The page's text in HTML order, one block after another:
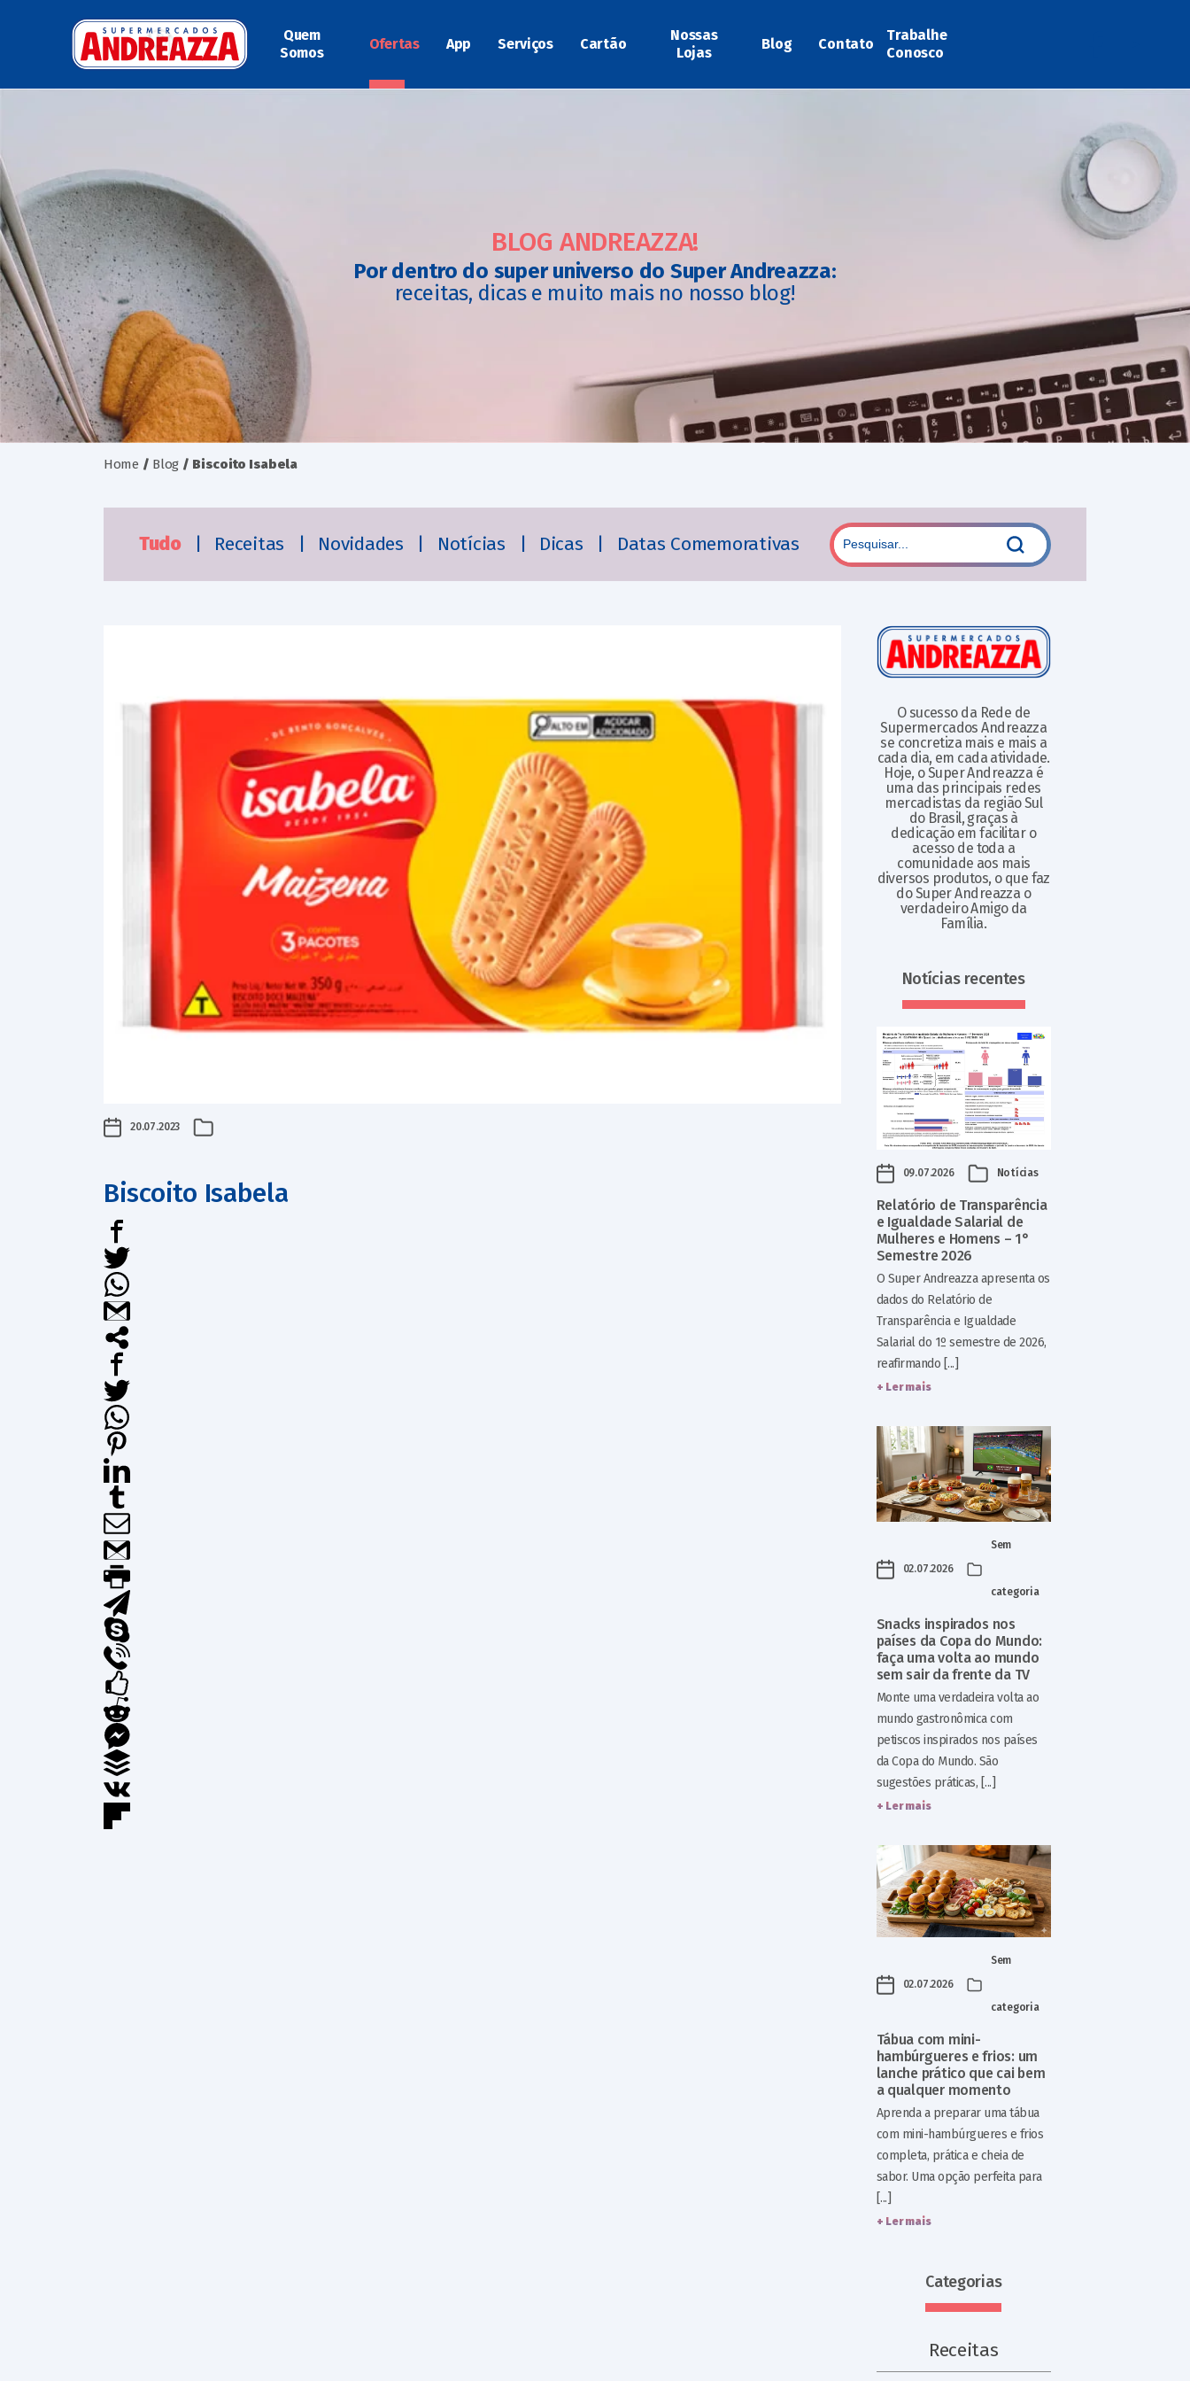
Quem
Somos
Ofertas App Serviços Cartão
Nossas
Lojas
Blog Contato
Trabalhe
Conosco
BLOG ANDREAZZA!
Por dentro do super universo do Super Andreazza:
receitas, dicas e muito mais no nosso blog!
Home / Blog / Biscoito Isabela
Tudo | Receitas | Novidades | Notícias | Dicas | Datas Comemorativas
20.07.2023
Biscoito Isabela
O sucesso da Rede de
Supermercados Andreazza
se concretiza mais e mais a
cada dia, em cada atividade.
Hoje, o Super Andreazza é
uma das principais redes
mercadistas da região Sul
do Brasil, graças à
dedicação em facilitar o
acesso de toda a
comunidade aos mais
diversos produtos, o que faz
do Super Andreazza o
verdadeiro Amigo da
Família.
Notícias recentes
09.07.2026 Notícias
Relatório de Transparência
e Igualdade Salarial de
Mulheres e Homens – 1°
Semestre 2026
O Super Andreazza apresenta os
dados do Relatório de
Transparência e Igualdade
Salarial do 1º semestre de 2026,
reafirmando [...]
+ Ler mais
02.07.2026
Sem
categoria
Snacks inspirados nos
países da Copa do Mundo:
faça uma volta ao mundo
sem sair da frente da TV
Monte uma verdadeira volta ao
mundo gastronômica com
petiscos inspirados nos países
da Copa do Mundo. São
sugestões práticas, [...]
+ Ler mais
02.07.2026
Sem
categoria
Tábua com mini-
hambúrgueres e frios: um
lanche prático que cai bem
a qualquer momento
Aprenda a preparar uma tábua
com mini-hambúrgueres e frios
completa, prática e cheia de
sabor. Uma opção perfeita para
[...]
+ Ler mais
Categorias
Receitas